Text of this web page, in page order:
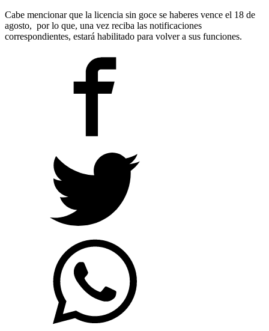
Cabe mencionar que la licencia sin goce se haberes vence el 18 de
agosto, por lo que, una vez reciba las notificaciones
correspondientes, estará habilitado para volver a sus funciones.